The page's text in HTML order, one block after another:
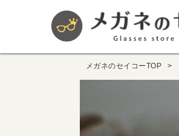
メガネのセイコーTOP